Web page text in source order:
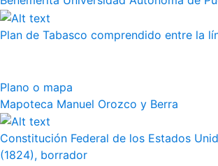
Plan de Tabasco comprendido entre la
Plano o mapa
Mapoteca Manuel Orozco y Berra
Constitución Federal de los Estados
(1824), borrador